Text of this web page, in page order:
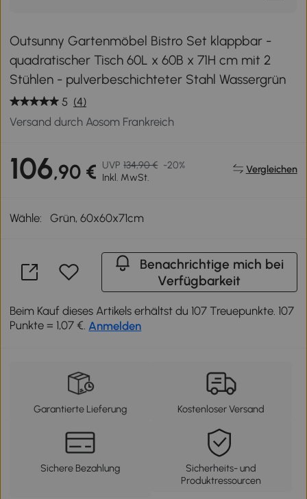
Outsunny Gartenmöbel Bistro Set klappbar -
quadratischer Tisch 60L x 60B x 71H cm mit 2
Stühlen - pulverbeschichteter Stahl Wassergrün
5 (4)
Versand durch Aosom Frankreich
106,90 € UVP 134,90 € -20%
Inkl. MwSt.
Vergleichen
Wähle: Grün, 60x60x71cm
Benachrichtige mich bei
Verfügbarkeit
Beim Kauf dieses Artikels erhältst du 107 Treuepunkte. 107
Punkte = 1,07 €. Anmelden
Garantierte Lieferung Kostenloser Versand
Sichere Bezahlung
Sicherheits- und
Produktressourcen